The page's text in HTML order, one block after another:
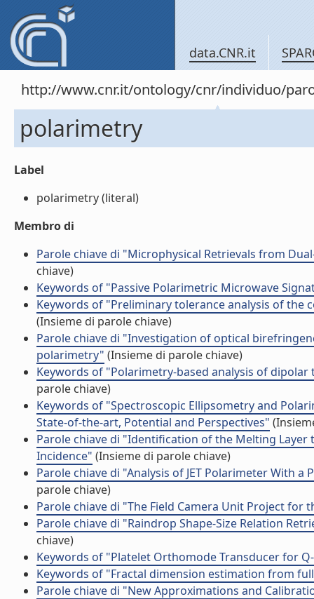
data.CNR.it
http://www.cnr.it/ontology/cnr/individuo/
polarimetry
Label
polarimetry (literal)
Membro di
Parole chiave di "Microphysical Retrievals from
chiave)
Keywords of "Passive Polarimetric Microwave
Keywords of "Preliminary tolerance analysis of the
(Insieme di parole chiave)
Parole chiave di "Investigation of optical
polarimetry" (Insieme di parole chiave)
Keywords of "Polarimetry-based analysis of
parole chiave)
Keywords of "Spectroscopic Ellipsometry and
State-of-the-art, Potential and Perspectives"
Parole chiave di "Identification of the Melting
Incidence" (Insieme di parole chiave)
Parole chiave di "Analysis of JET Polarimeter With
parole chiave)
Parole chiave di "The Field Camera Unit Project for
Parole chiave di "Raindrop Shape-Size Relation
chiave)
Keywords of "Platelet Orthomode Transducer for
Keywords of "Fractal dimension estimation from
Parole chiave di "New Approximations and